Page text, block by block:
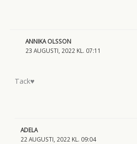
ANNIKA OLSSON
23 AUGUSTI, 2022 KL. 07:11
Tack♥
ADELA
22 AUGUSTI, 2022 KL. 09:04